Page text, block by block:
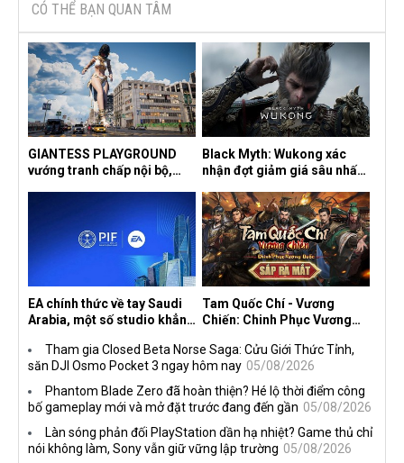
CÓ THỂ BẠN QUAN TÂM
GIANTESS PLAYGROUND
vướng tranh chấp nội bộ,
ngầm chiếm đoạt doanh thu
Black Myth: Wukong xác
nhận đợt giảm giá sâu nhất
trên mọi nền tảng
EA chính thức về tay Saudi
Arabia, một số studio khẳng
lược DEI
Tam Quốc Chí - Vương
Chiến: Chinh Phục Vương
sáu thị trường Đông Nam Á
Tham gia Closed Beta Norse Saga: Cửu Giới Thức Tỉnh,
săn DJI Osmo Pocket 3 ngay hôm nay 05/08/2026
Phantom Blade Zero đã hoàn thiện? Hé lộ thời điểm công
bố gameplay mới và mở đặt trước đang đến gần 05/08/2026
Làn sóng phản đối PlayStation dần hạ nhiệt? Game thủ chỉ
nói không làm, Sony vẫn giữ vững lập trường 05/08/2026